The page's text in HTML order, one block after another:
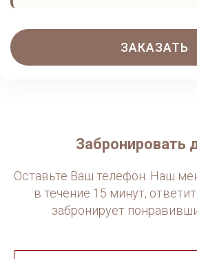
ЗАКАЗАТЬ
Забронировать
Оставьте Ваш телефон. Наш
в течение 15 минут,
забронирует